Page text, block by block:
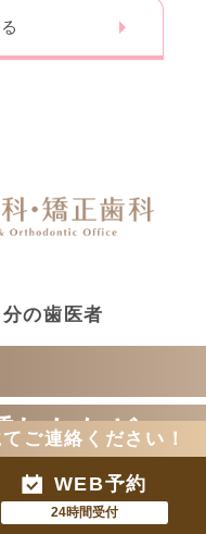
ご連絡ください！
WEB予約
24時間受付
の歯医者
れたなど